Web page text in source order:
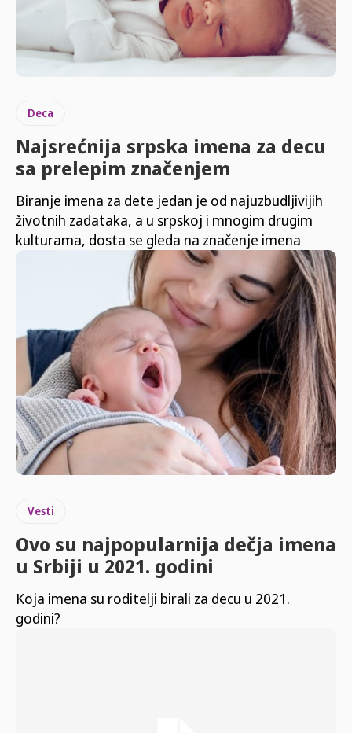
Deca
Najsrećnija srpska imena za decu
sa prelepim značenjem
Biranje imena za dete jedan je od najuzbudljivijih
životnih zadataka, a u srpskoj i mnogim drugim
kulturama, dosta se gleda na značenje imena
Vesti
Ovo su najpopularnija dečja imena
u Srbiji u 2021. godini
Koja imena su roditelji birali za decu u 2021.
godini?